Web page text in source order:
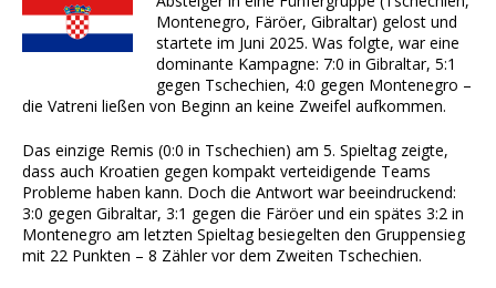
Montenegro, Färöer, Gibraltar) gelost und
startete im Juni 2025. Was folgte, war eine
dominante Kampagne: 7:0 in Gibraltar, 5:1
gegen Tschechien, 4:0 gegen Montenegro –
die Vatreni ließen von Beginn an keine Zweifel aufkommen.
Das einzige Remis (0:0 in Tschechien) am 5. Spieltag zeigte,
dass auch Kroatien gegen kompakt verteidigende Teams
Probleme haben kann. Doch die Antwort war beeindruckend:
3:0 gegen Gibraltar, 3:1 gegen die Färöer und ein spätes 3:2 in
Montenegro am letzten Spieltag besiegelten den Gruppensieg
mit 22 Punkten – 8 Zähler vor dem Zweiten Tschechien.